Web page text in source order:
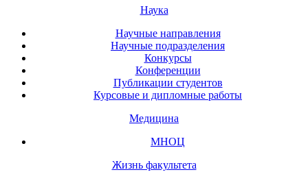
Наука
Научные направления
Научные подразделения
Конкурсы
Конференции
Публикации студентов
Курсовые и дипломные работы
Медицина
МНОЦ
Жизнь факультета